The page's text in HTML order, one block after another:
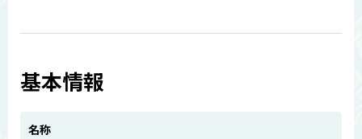
基本情報
名称